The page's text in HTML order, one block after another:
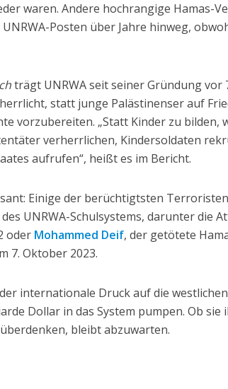
waren. Andere hochrangige Hamas-
Posten über Jahre hinweg,
trägt UNRWA seit seiner Gründung vor
statt junge Palästinenser auf
vorzubereiten. „Statt Kinder zu bilden,
verherrlichen, Kindersoldaten
aufrufen“, heißt es im Bericht.
Einige der berüchtigtsten
UNRWA-Schulsystems, darunter die
oder Mohammed Deif, der getötete
7. Oktober 2023.
internationale Druck auf die
Dollar in das System pumpen. Ob
bleibt abzuwarten.